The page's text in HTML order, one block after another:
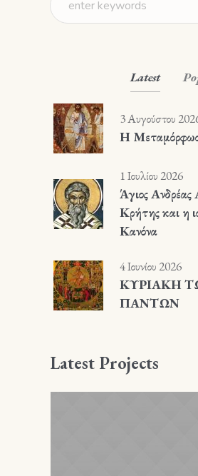
Latest
3 Αυγούστου
Η
1 Ιουλίου 2026
Άγιος Ανδρέας
Κρήτης και η
Κανόνα
4 Ιουνίου 2026
ΚΥΡΙΑΚΗ
ΠΑΝΤΩΝ
Latest Projects